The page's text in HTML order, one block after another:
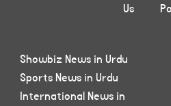
Us
Showbiz News in Urdu
Sports News in Urdu
International News in